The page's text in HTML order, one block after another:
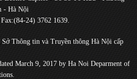
- Hà Nội
24) 3762 1639.
Thông tin và Truyền thông Hà Nội cấp
March 9, 2017 by Ha Noi Deparment of